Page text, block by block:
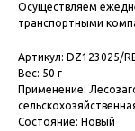
Осуществляем
транспортными
Артикул: DZ123025/
Вес: 50 г
Применение:
Состояние: Новый